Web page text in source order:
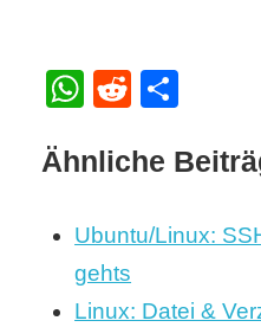
WhatsApp
Reddit
Ähnliche
Ubuntu/Linux:
gehts
Linux: Datei &